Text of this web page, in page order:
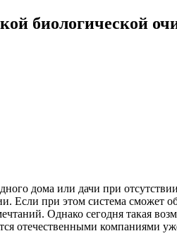
биологической
дома или дачи при
Если при этом система сможет
Однако сегодня такая
отечественными компаниями